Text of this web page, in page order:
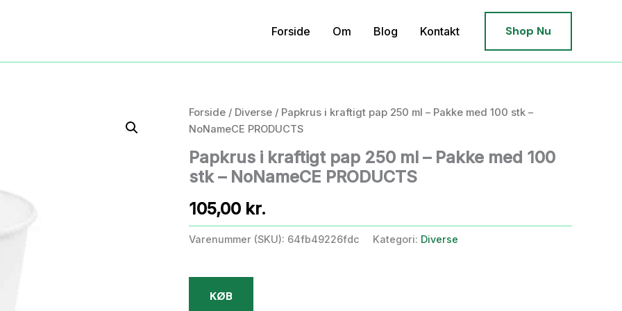
Forside Om Blog Kontakt Shop Nu
Forside / Diverse / Papkrus i kraftigt pap 250 ml – Pakke med 100 stk –
NoNameCE PRODUCTS
Papkrus i kraftigt pap 250 ml – Pakke med 100
stk – NoNameCE PRODUCTS
105,00 kr.
Varenummer (SKU): 64fb49226fdc Kategori: Diverse
KØB